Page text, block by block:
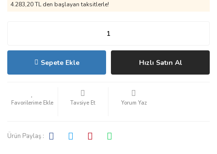
4.283,20 TL den başlayan taksitlerle!
Sepete Ekle Hızlı Satın Al
Tavsiye Et Yorum Yaz
Ürün Paylaş :